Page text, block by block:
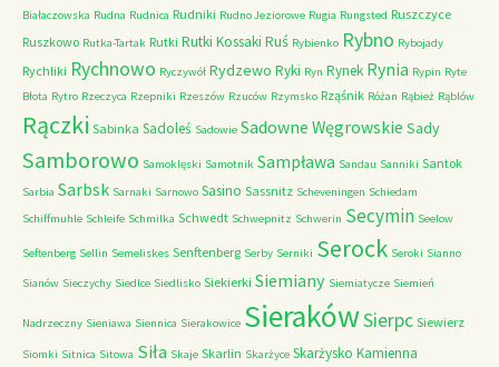
Białaczowska Rudna Rudnica Rudniki Rudno Jeziorowe Rugia Rungsted Ruszczyce
Ruszkowo Rutka-Tartak Rutki Rutki Kossaki Ruś Rybienko Rybno Rybojady
Rychliki Rychnowo Ryczywół Rydzewo Ryki Ryn Rynek Rynia Rypin Ryte
Błota Rytro Rzeczyca Rzepniki Rzeszów Rzuców Rzymsko Rząśnik Różan Rąbież Rąblów
Rączki Sabinka Sadoleś Sadowie Sadowne Węgrowskie Sady
Samborowo Samoklęski Samotnik Sampława Sandau Sanniki Santok
Sarbia Sarbsk Sarnaki Sarnowo Sasino Sassnitz Scheveningen Schiedam
Schiffmuhle Schleife Schmilka Schwedt Schwepnitz Schwerin Secymin Seelow
Seftenberg Sellin Semeliskes Senftenberg Serby Serniki Serock Seroki Sianno
Sianów Sieczychy Siedlce Siedlisko Siekierki Siemiany Siemiatycze Siemień
Nadrzeczny Sieniawa Siennica Sierakowice SierakówSierpc Siewierz
Siomki Sitnica Sitowa Siła Skaje Skarlin Skarżyce Skarżysko Kamienna